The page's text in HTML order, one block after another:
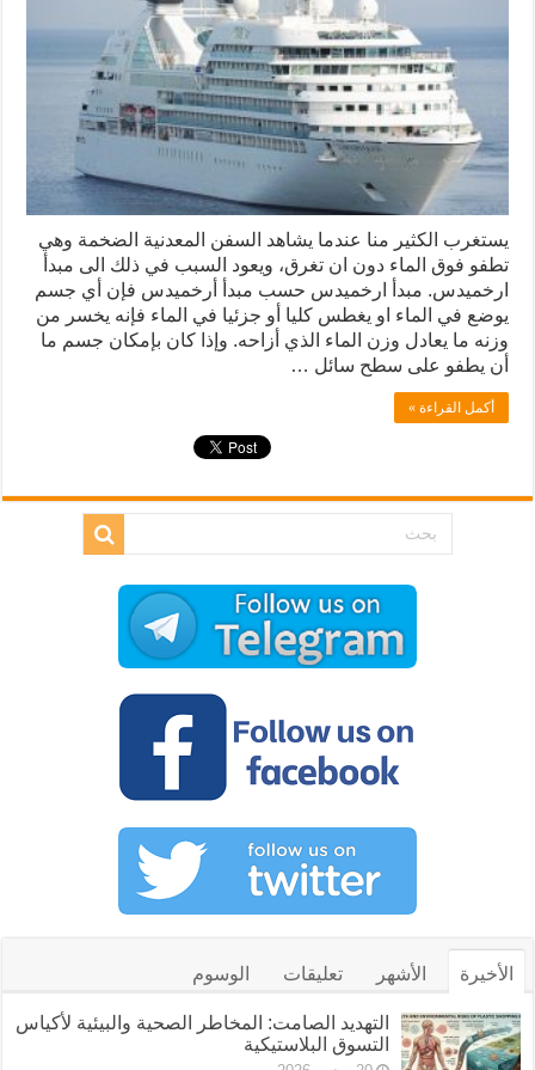
يستغرب الكثير منا عندما يشاهد السفن المعدنية الضخمة وهي
تطفو فوق الماء دون ان تغرق، ويعود السبب في ذلك الى مبدأ
ارخميدس. مبدأ ارخميدس حسب مبدأ أرخميدس فإن أي جسم
يوضع في الماء او يغطس كليا أو جزئيا في الماء فإنه يخسر من
وزنه ما يعادل وزن الماء الذي أزاحه. وإذا كان بإمكان جسم ما
أن يطفو على سطح سائل …
أكمل القراءة »
الأخيرة الأشهر تعليقات الوسوم
التهديد الصامت: المخاطر الصحية والبيئية لأكياس
التسوق البلاستيكية